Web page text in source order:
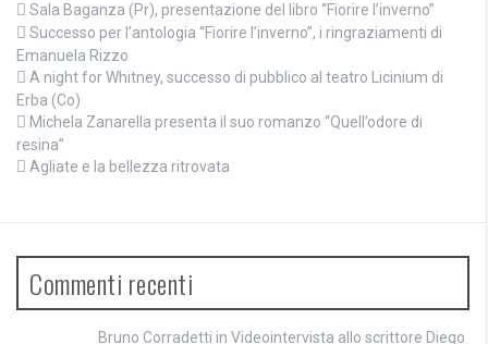
Sala Baganza (Pr), presentazione del libro “Fiorire l’inverno”
Successo per l’antologia “Fiorire l’inverno”, i ringraziamenti di
Emanuela Rizzo
A night for Whitney, successo di pubblico al teatro Licinium di
Erba (Co)
Michela Zanarella presenta il suo romanzo “Quell’odore di
resina”
Agliate e la bellezza ritrovata
Commenti recenti
Bruno Corradetti in Videointervista allo scrittore Diego